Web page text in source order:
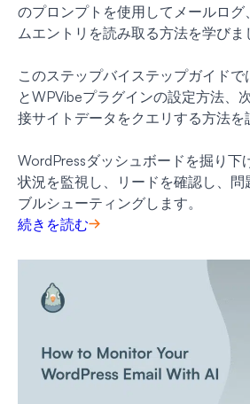
のプロンプトを使用してメールログ
ムエントリを読み取る方法を学びま
このステップバイステップガイドで
とWPVibeプラグインの設定方法、
接サイトデータをクエリする方法を
WordPressダッシュボードを掘り下
状況を監視し、リードを確認し、問
ブルシューティングします。
続きを読む